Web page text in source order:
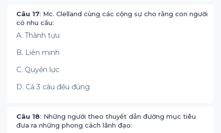
Câu 17: Mc. Clelland cùng các cộng sự cho rằng con người
có nhu cầu:
A. Thành tựu
B. Liên minh
C. Quyền lực
D. Cả 3 câu đều đúng
Câu 18: Những người theo thuyết dẫn đường mục tiêu
đưa ra những phong cách lãnh đạo: